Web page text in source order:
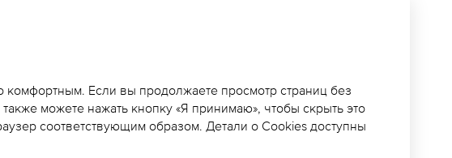
ПО ПРОЕКТУ
Если вы продолжаете просмотр страниц без
можете нажать кнопку «Я принимаю», чтобы скрыть это
соответствующим образом. Детали о Cookies доступны